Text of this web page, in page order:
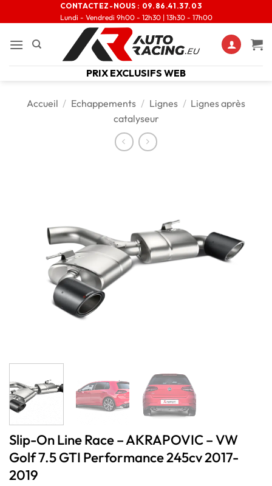
CONTACTEZ-NOUS : 09.86.41.37.03
Lundi - Vendredi 9h00 - 12h30 | 13h30 - 17h00
PRIX EXCLUSIFS WEB
Accueil / Echappements / Lignes / Lignes après
catalyseur
Slip-On Line Race – AKRAPOVIC – VW
Golf 7.5 GTI Performance 245cv 2017-
2019